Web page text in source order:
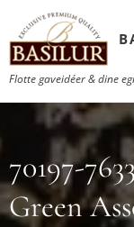
Flotte gaveidéer & dine
70197-
Green